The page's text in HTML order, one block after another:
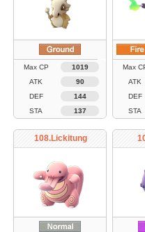
Max CP
1019
ATK
90
DEF
144
STA
137
Max
ATK
DEF
STA
108.Lickitung